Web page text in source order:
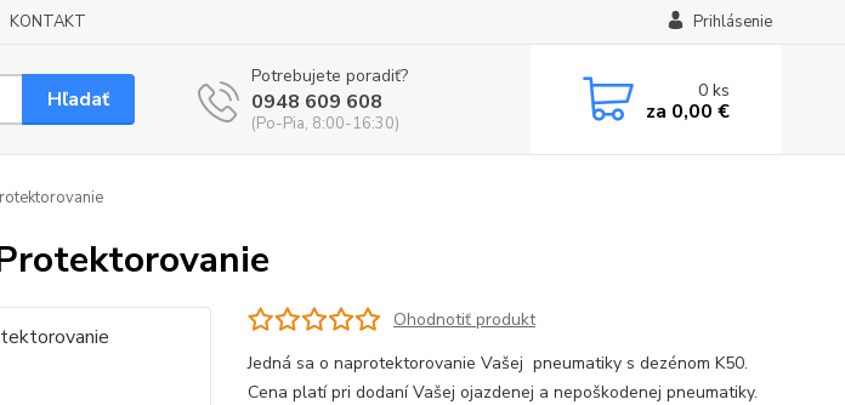
KONTAKT Prihlásenie
Hľadať
Potrebujete poradiť?
0948 609 608
(Po-Pia, 8:00-16:30)
0ks
za 0,00 €
Ohodnotiť produkt
Jedná sa o naprotektorovanie Vašej pneumatiky s dezénom K50.
Cena platí pri dodaní Vašej ojazdenej a nepoškodenej pneumatiky.